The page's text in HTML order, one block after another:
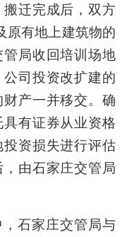
迁完成后，双方
原有地上建筑物的
局收回培训场地
司投资改扩建的
产一并移交。确
有证券从业资格
资损失进行评估
由石家庄交管局
石家庄交管局与